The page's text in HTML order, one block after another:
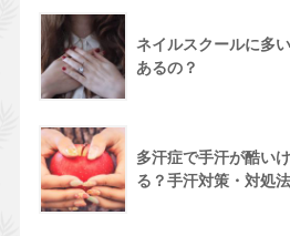
ネイルスクールに多
あるの？
多汗症で手汗が酷い
る？手汗対策・対処